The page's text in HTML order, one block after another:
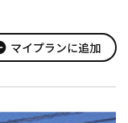
マイプランに追加